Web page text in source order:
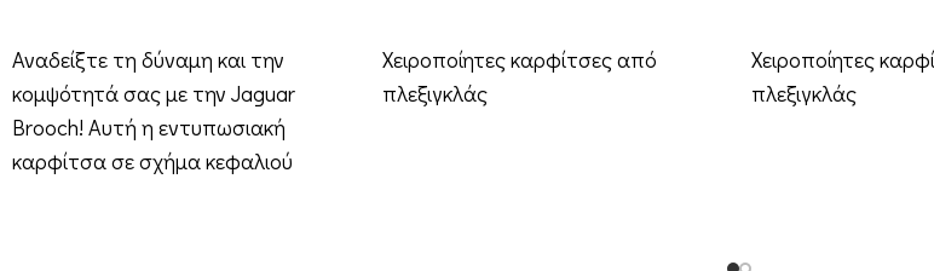
Αναδείξτε τη δύναμη και την
κομψότητά σας με την Jaguar
Brooch! Αυτή η εντυπωσιακή
καρφίτσα σε σχήμα κεφαλιού
Χειροποίητες καρφίτσες από
πλεξιγκλάς
Χειροποίητες
πλεξιγκλάς